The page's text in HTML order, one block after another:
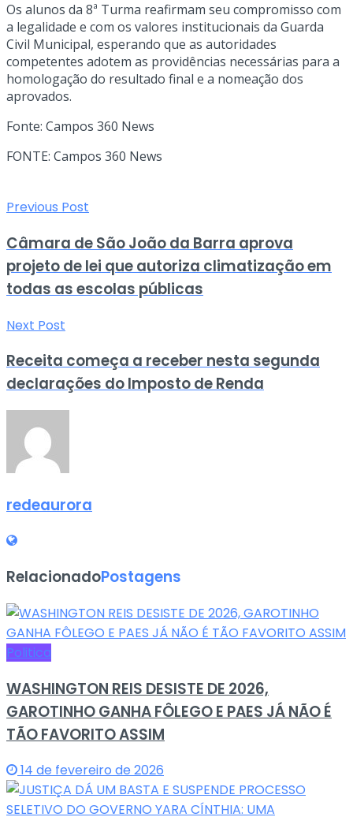
Os alunos da 8ª Turma reafirmam seu compromisso com
a legalidade e com os valores institucionais da Guarda
Civil Municipal, esperando que as autoridades
competentes adotem as providências necessárias para a
homologação do resultado final e a nomeação dos
aprovados.
Fonte: Campos 360 News
FONTE: Campos 360 News
Previous Post
Câmara de São João da Barra aprova
projeto de lei que autoriza climatização em
todas as escolas públicas
Next Post
Receita começa a receber nesta segunda
declarações do Imposto de Renda
redeaurora
RelacionadoPostagens
Politica
WASHINGTON REIS DESISTE DE 2026,
GAROTINHO GANHA FÔLEGO E PAES JÁ NÃO É
TÃO FAVORITO ASSIM
14 de fevereiro de 2026